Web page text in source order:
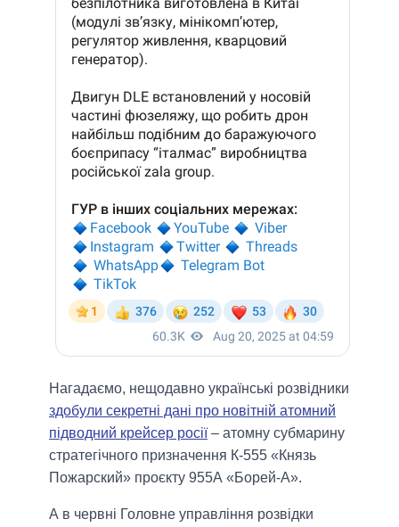
Нагадаємо, нещодавно українські розвідники
здобули секретні дані про новітній атомний
підводний крейсер росії– атомну субмарину
стратегічного призначення К-555 «Князь
Пожарский» проєкту 955А «Борей-А».
А в червнi Головне управління розвідки